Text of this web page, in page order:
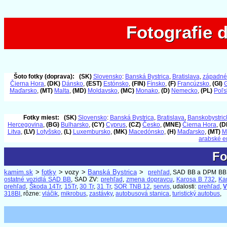
Fotografie
Fotografie
Šoto fotky (doprava): (SK) Slovensko: Banská Bystrica, Bratislava,
Čierna Hora, (DK) Dánsko, (EST) Estónsko, (FIN) Fínsko, (F) Francúzsko, (GI)
Maďarsko, (MT) Malta, (MD) Moldavsko, (MC) Monako, (D) Nemecko, (PL)
Fotky miest: (SK) Slovensko: Banská Bystrica, Bratislava,
Hercegovina, (BG) Bulharsko, (CY) Cyprus, (CZ) Česko, (MNE) Čierna Hora,
Litva, (LV) Lotyšsko, (L) Luxembursko, (MK) Macedónsko, (H) Maďarsko, (MT)
arabské
kamim.sk >fotky > vozy > Banská Bystrica> prehľad , SAD BB a DPM
ostatné vozidlá SAD BB, SAD ZV: prehľad , zmena dopravcu, Karosa B 732,
prehľad , Škoda 14Tr, 15Tr,30 Tr,31 Tr,SOR TNB 12, servis, udalosti: prehľad ,
318BI , rôzne: vláčik, mikrobus, zastávky, autobusová stanica, turistický autobus,